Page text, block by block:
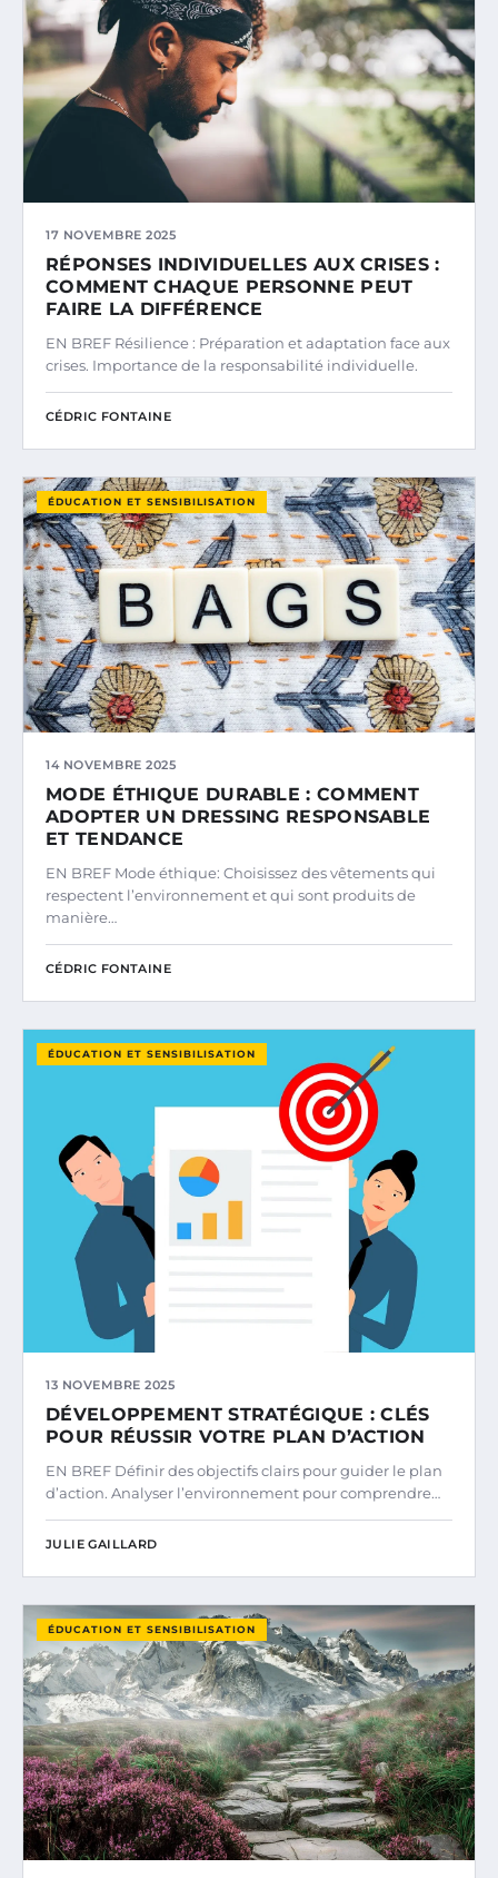
17 NOVEMBRE 2025
RÉPONSES INDIVIDUELLES AUX CRISES :
COMMENT CHAQUE PERSONNE PEUT
FAIRE LA DIFFÉRENCE
EN BREF Résilience : Préparation et adaptation face aux
crises. Importance de la responsabilité individuelle.
CÉDRIC FONTAINE
ÉDUCATION ET SENSIBILISATION
14 NOVEMBRE 2025
MODE ÉTHIQUE DURABLE : COMMENT
ADOPTER UN DRESSING RESPONSABLE
ET TENDANCE
EN BREF Mode éthique: Choisissez des vêtements qui
respectent l’environnement et qui sont produits de
manière…
CÉDRIC FONTAINE
ÉDUCATION ET SENSIBILISATION
13 NOVEMBRE 2025
DÉVELOPPEMENT STRATÉGIQUE : CLÉS
POUR RÉUSSIR VOTRE PLAN D’ACTION
EN BREF Définir des objectifs clairs pour guider le plan
d’action. Analyser l’environnement pour comprendre…
JULIE GAILLARD
ÉDUCATION ET SENSIBILISATION